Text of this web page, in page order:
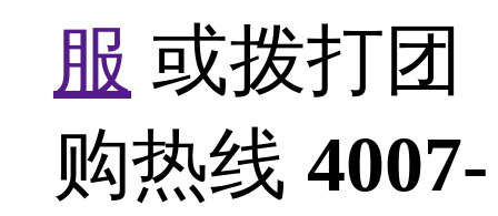
服 或拨打团
购热线 4007-